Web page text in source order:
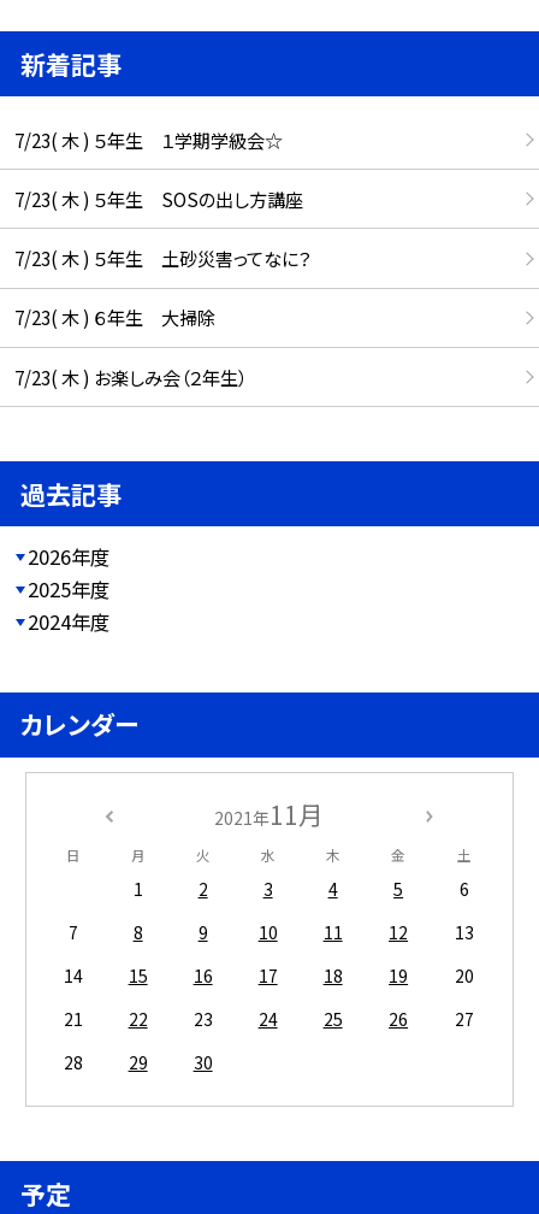
新着記事
7/23( 木 ) ５年生 １学期学級会☆
7/23( 木 ) ５年生 SOSの出し方講座
7/23( 木 ) ５年生 土砂災害ってなに？
7/23( 木 ) ６年生 大掃除
7/23( 木 ) お楽しみ会（２年生）
過去記事
2026年度
2025年度
2024年度
カレンダー
2021年11月
日 月 火 水 木 金 土
1 2 3 4 5
6
7
8 9 10 11 12
13
14
15 16 17 18 19
20
21
22 23 24 25 26
27
28
29 30
予定